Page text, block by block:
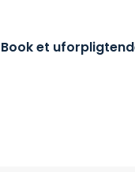
Book et